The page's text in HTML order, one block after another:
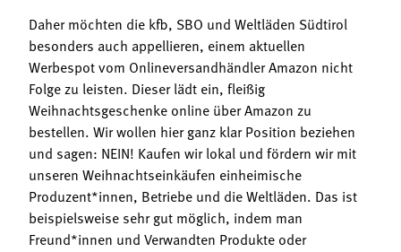
Daher möchten die kfb, SBO und Weltläden Südtirol
besonders auch appellieren, einem aktuellen
Werbespot vom Onlineversandhändler Amazon nicht
Folge zu leisten. Dieser lädt ein, fleißig
Weihnachtsgeschenke online über Amazon zu
bestellen. Wir wollen hier ganz klar Position beziehen
und sagen: NEIN! Kaufen wir lokal und fördern wir mit
unseren Weihnachtseinkäufen einheimische
Produzent*innen, Betriebe und die Weltläden. Das ist
beispielsweise sehr gut möglich, indem man
Freund*innen und Verwandten Produkte oder